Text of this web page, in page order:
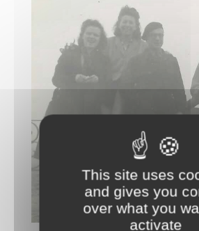
This site uses
and gives you
over what you
activate